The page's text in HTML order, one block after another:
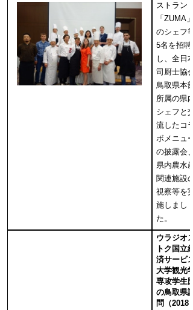
ストラン
「ZUMA」
のシェフ等
5名を招聘
し、全日本
司厨士協会
鳥取県本部
所属の県内
シェフと交
流したコラ
ボメニュー
の披露会、
県内農水産
関連施設の
視察等を実
施しまし
た。
ウラジオス
トク国立経
済サービス
大学観光学
専攻学生団
の鳥取県訪
問（2018